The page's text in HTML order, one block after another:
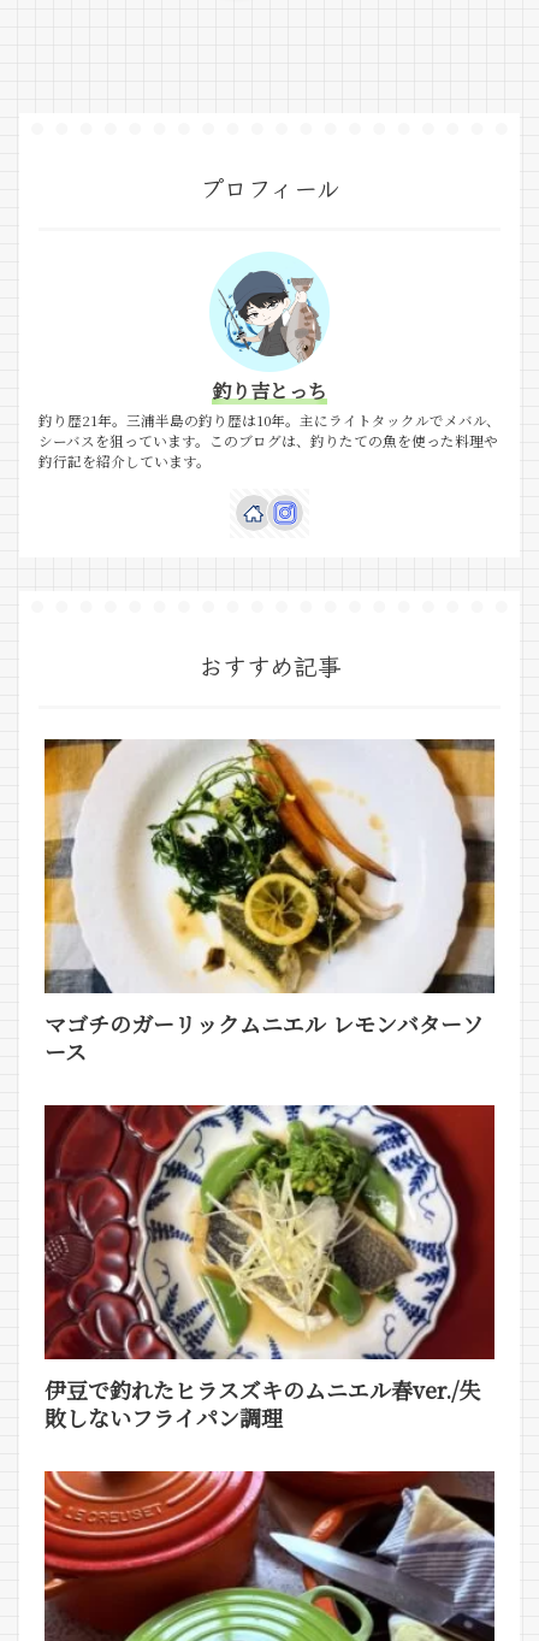
プロフィール
釣り吉とっち
釣り歴21年。三浦半島の釣り歴は10年。主にライトタックルでメバル、
シーバスを狙っています。このブログは、釣りたての魚を使った料理や
釣行記を紹介しています。
おすすめ記事
マゴチのガーリックムニエル レモンバターソ
ース
伊豆で釣れたヒラスズキのムニエル春ver./失
敗しないフライパン調理